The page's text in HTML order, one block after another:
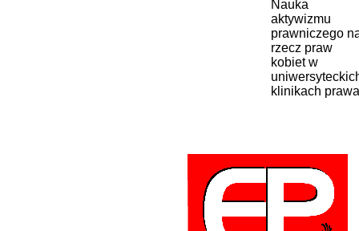
Nauka
aktywizmu
prawniczego
rzecz praw
kobiet w
klinikach prawa